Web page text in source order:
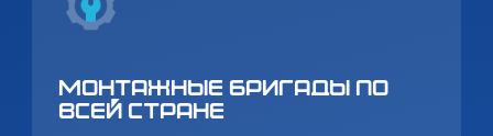
Монтажные бригады по
всей стране